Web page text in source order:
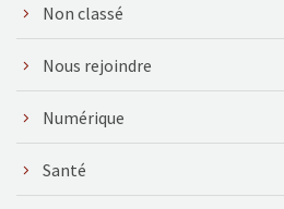
Non classé
Nous rejoindre
Numérique
Santé